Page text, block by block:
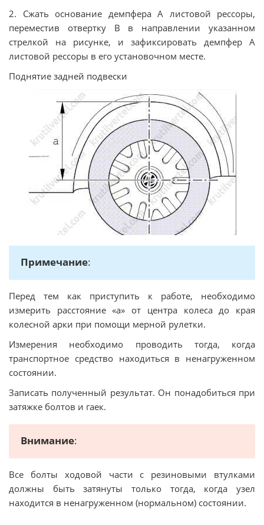
2. Сжать основание демпфера А листовой рессоры,
переместив отвертку В в направлении указанном
стрелкой на рисунке, и зафиксировать демпфер А
листовой рессоры в его установочном месте.
Поднятие задней подвески
Примечание:
Перед тем как приступить к работе, необходимо
измерить расстояние «а» от центра колеса до края
колесной арки при помощи мерной рулетки.
Измерения необходимо проводить тогда, когда
транспортное средство находиться в ненагруженном
состоянии.
Записать полученный результат. Он понадобиться при
затяжке болтов и гаек.
Внимание:
Все болты ходовой части с резиновыми втулками
должны быть затянуты только тогда, когда узел
находится в ненагруженном (нормальном) состоянии.